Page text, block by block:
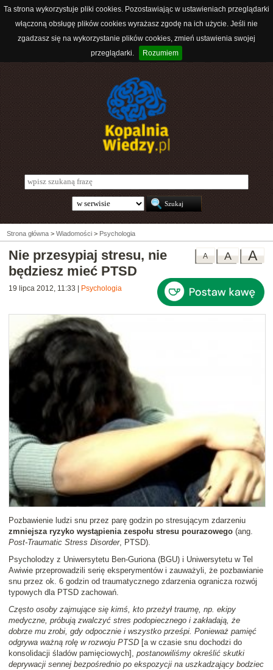
Ta strona wykorzystuje pliki cookies. Pozostawiając w ustawieniach przeglądarki
włączoną obsługę plików cookies wyrażasz zgodę na ich użycie. Jeśli nie
zgadzasz się na wykorzystanie plików cookies, zmień ustawienia swojej
przeglądarki.
Rozumiem
Strona główna > Wiadomości > Psychologia
A
A
A
Nie przesypiaj stresu, nie
będziesz mieć PTSD
19 lipca 2012, 11:33 Psychologia
Pozbawienie ludzi snu przez parę godzin po stresującym zdarzeniu
zmniejsza ryzyko wystąpienia zespołu stresu pourazowego (ang.
Post-Traumatic Stress Disorder, PTSD).
Psycholodzy z Uniwersytetu Ben-Guriona (BGU) i Uniwersytetu w Tel
Awiwie przeprowadzili serię eksperymentów i zauważyli, że pozbawianie
snu przez ok. 6 godzin od traumatycznego zdarzenia ogranicza rozwój
typowych dla PTSD zachowań.
Często osoby zajmujące się kimś, kto przeżył traumę, np. ekipy
medyczne, próbują zwalczyć stres podopiecznego i zakładają, że
dobrze mu zrobi, gdy odpocznie i wszystko prześpi. Ponieważ pamięć
odgrywa ważną rolę w rozwoju PTSD [a w czasie snu dochodzi do
konsolidacji śladów pamięciowych], postanowiliśmy określić skutki
deprywacji sennej bezpośrednio po ekspozycji na uszkadzający bodziec